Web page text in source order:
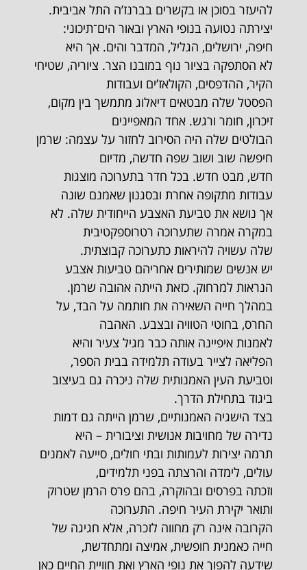
להיעזר בסוכן או בקשרים בברנז’ה התל אביבית.
יצירתה נטועה בנופי הארץ ובאור הים־תיכוני:
חיפה, ירושלים, הגליל, המדבר והים. אך היא
לא הסתפקה בציור נוף במובנו הצר. ציוריה, שטיחי
הקיר, ההדפסים, הקולאז’ים ועבודות
הפסטל שלה מבטאים דיאלוג מתמשך בין מקום,
זיכרון, חומר ורגש. אחד המאפיינים
הבולטים שלה היה הסירוב לחזור על עצמה: שרמן
חיפשה שוב ושוב שפה חדשה, מדיום
חדש, מבט חדש. בכל חדר בתערוכה מוצגות
עבודות מתקופה אחרת ובסגנון שאמנם שונה
אך נושא את טביעת האצבע הייחודית שלה. לא
במקרה אמרה שתערוכה רטרוספקטיבית
שלה עשויה להיראות כתערוכה קבוצתית.
יש אנשים שמותירים אחריהם טביעות אצבע
הנראות למרחוק. כזאת הייתה אהובה שרמן.
במהלך חייה השאירה את חותמה על הבד, על
החרס, בחוטי הטוויה ובצבע. האהבה
לאמנות איפיינה אותה כבר מגיל צעיר והיא
הפליאה לצייר בעודה תלמידה בבית הספר,
וטביעת העין האמנותית שלה ניכרה גם בעיצוב
ביגוד בתחילת הדרך.
בצד הישגיה האמנותיים, שרמן הייתה גם דמות
נדירה של מחויבות אנושית וציבורית – היא
תרמה יצירות לעמותות ובתי חולים, סייעה לאמנים
עולים, לימדה והרצתה בפני תלמידים,
וזכתה בפרסים ובהוקרה, בהם פרס הרמן שטרוק
ותואר יקירת העיר חיפה. התערוכה
הקרובה אינה רק מחווה לזכרה, אלא חגיגה של
חייה כאמנית חופשית, אמיצה ומתחדשת,
שידעה להפוך את נופי הארץ ואת חוויית החיים כאן